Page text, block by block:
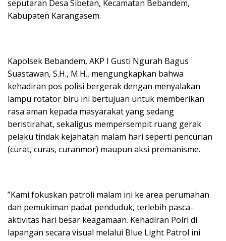
seputaran Desa Sibetan, Kecamatan Bebandem,
Kabupaten Karangasem.
​Kapolsek Bebandem, AKP I Gusti Ngurah Bagus
Suastawan, S.H., M.H., mengungkapkan bahwa
kehadiran pos polisi bergerak dengan menyalakan
lampu rotator biru ini bertujuan untuk memberikan
rasa aman kepada masyarakat yang sedang
beristirahat, sekaligus mempersempit ruang gerak
pelaku tindak kejahatan malam hari seperti pencurian
(curat, curas, curanmor) maupun aksi premanisme.
​”Kami fokuskan patroli malam ini ke area perumahan
dan pemukiman padat penduduk, terlebih pasca-
aktivitas hari besar keagamaan. Kehadiran Polri di
lapangan secara visual melalui Blue Light Patrol ini